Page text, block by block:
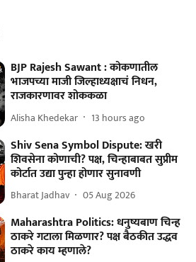
BJP Rajesh Sawant : कोकणातील
भाजपच्या माजी जिल्हाध्यक्षाचं निधन,
राजकारणावर शोककळा
Alisha Khedekar 13 hours ago
Shiv Sena Symbol Dispute: खरी
शिवसेना कोणाची? पक्ष, चिन्हाबाबत सुप्रीम
कोर्टात उद्या पुन्हा होणार सुनावणी
Bharat Jadhav 05 Aug 2026
Maharashtra Politics: धनुष्यबाण चिन्ह
ठाकरे गटाला मिळणार? पक्ष बैठकीत उद्धव
ठाकरे काय म्हणाले?